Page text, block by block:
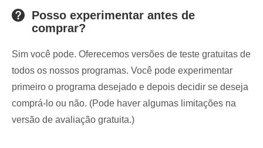
Posso experimentar antes de
comprar?
Sim você pode. Oferecemos versões de teste gratuitas de
todos os nossos programas. Você pode experimentar
primeiro o programa desejado e depois decidir se deseja
comprá-lo ou não. (Pode haver algumas limitações na
versão de avaliação gratuita.)